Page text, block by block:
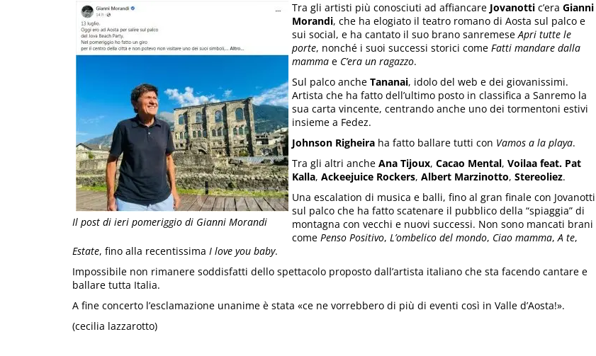
Il post di ieri pomeriggio di Gianni Morandi
Tra gli artisti più conosciuti ad affiancare Jovanotti c’era Gianni
Morandi, che ha elogiato il teatro romano di Aosta sul palco e
sui social, e ha cantato il suo brano sanremeseApri tutte le
porte, nonché i suoi successi storici come Fatti mandare dalla
mamma e C’era un ragazzo.
Sul palco anche Tananai, idolo del web e dei giovanissimi.
Artista che ha fatto dell’ultimo posto in classifica a Sanremo la
sua carta vincente, centrando anche uno dei tormentoni estivi
insieme a Fedez.
Johnson Righeira ha fatto ballare tutti con Vamos a la playa.
Tra gli altri anche Ana Tijoux, Cacao Mental, Voilaa feat. Pat
Kalla, Ackeejuice Rockers, Albert Marzinotto, Stereoliez.
Una escalation di musica e balli, fino al gran finale con Jovanotti
sul palco che ha fatto scatenare il pubblico della “spiaggia” di
montagna con vecchi e nuovi successi. Non sono mancati brani
come Penso Positivo, L’ombelico del mondo, Ciao mamma,A te,
Estate, fino alla recentissima I love you baby.
Impossibile non rimanere soddisfatti dello spettacolo proposto dall’artista italiano che sta facendo cantare e
ballare tutta Italia.
A fine concerto l’esclamazione unanime è stata «ce ne vorrebbero di più di eventi così in Valle d’Aosta!».
(cecilia lazzarotto)